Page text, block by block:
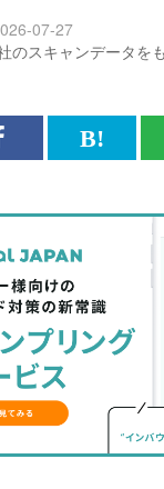
のスキャンデータを
07-27
シ
ェ
は
な
ッ
ク
マ
に